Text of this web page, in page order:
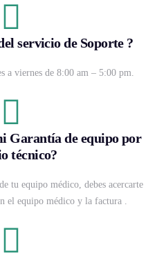
servicio de Soporte ?
a viernes de 8:00 am – 5:00 pm.
Garantía de equipo por
técnico?
tu equipo médico, debes acercarte
el equipo médico y la factura .